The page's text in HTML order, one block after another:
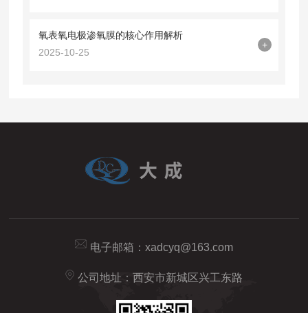
氧表氧电极渗氧膜的核心作用解析
2025-10-25
+
电子邮箱： xadcyq@163.com
公司地址：西安市新城区兴工东路